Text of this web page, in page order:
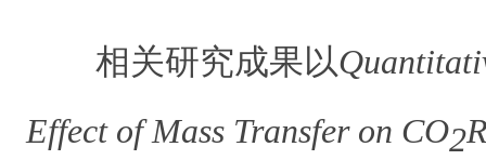
相关研究成果以
Effect of Mass Transfer on CO2